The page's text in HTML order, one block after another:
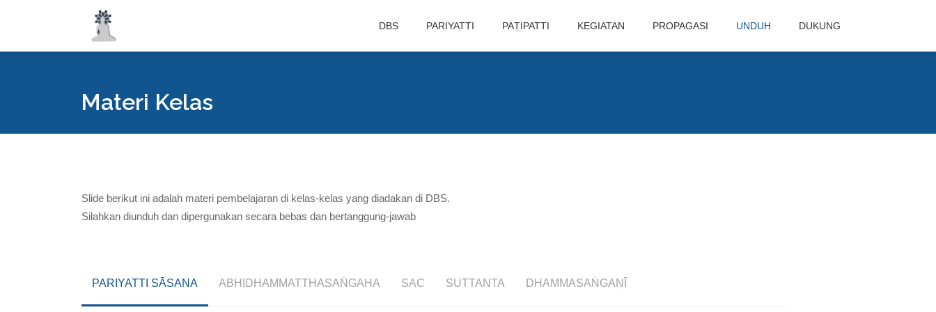
DBS PARIYATTI PAṬIPATTI KEGIATAN PROPAGASI UNDUH DUKUNG
Materi Kelas
Slide berikut ini adalah materi pembelajaran di kelas-kelas yang diadakan di DBS.
Silahkan diunduh dan dipergunakan secara bebas dan bertanggung-jawab
PARIYATTI SĀSANA ABHIDHAMMATTHASAṄGAHA SAC SUTTANTA DHAMMASAṄGAṆĪ